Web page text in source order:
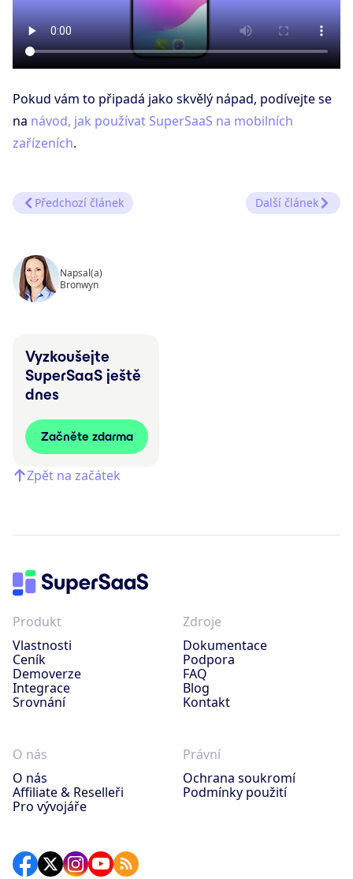
Pokud vám to připadá jako skvělý nápad, podívejte se
na návod, jak používat SuperSaaS na mobilních
zařízeních.
Předchozí článek Další článek
Napsal(a)
Bronwyn
Vyzkoušejte
SuperSaaS ještě
dnes
Začněte zdarma
Zpět na začátek
Produkt
Vlastnosti
Ceník
Demoverze
Integrace
Srovnání
Zdroje
Dokumentace
Podpora
FAQ
Blog
Kontakt
O nás
O nás
Affiliate & Reselleři
Pro vývojáře
Právní
Ochrana soukromí
Podmínky použití